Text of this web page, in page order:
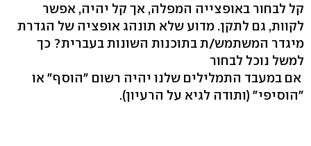
קל לבחור באופצייה המפלה, אך קל יהיה, אפשר
לקוות, גם לתקן. מדוע שלא תונהג אופציה של הגדרת
מיגדר המשתמש/ת בתוכנות השונות בעברית? כך
למשל נוכל לבחור
אם במעבד התמלילים שלנו יהיה רשום "הוסף" או
"הוסיפי" (ותודה לגיא על הרעיון).